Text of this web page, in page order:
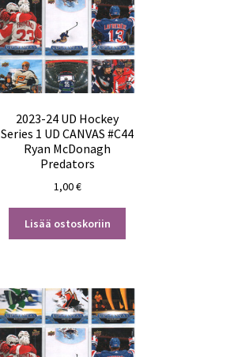
2023-24 UD Hockey
Series 1 UD CANVAS #C44
Ryan McDonagh
Predators
1,00€
Lisää ostoskoriin